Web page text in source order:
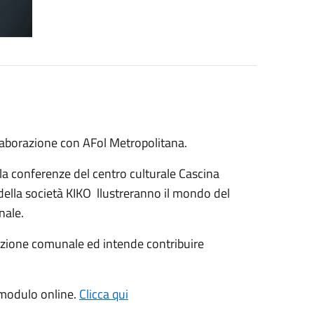
con AFol Metropolitana.
conferenze del centro culturale Cascina
società KIKO llustreranno il mondo del
comunale ed intende contribuire
online. Clicca qui